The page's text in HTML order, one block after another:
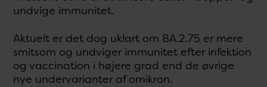
undvige immunitet.
Aktuelt er det dog uklart om BA.2.75 er mere
smitsom og undviger immunitet efter infektion
og vaccination i højere grad end de øvrige
nye undervarianter af omikron.